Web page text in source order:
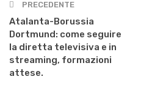
PRECEDENTE
Atalanta-Borussia
Dortmund: come seguire
la diretta televisiva e in
streaming, formazioni
attese.